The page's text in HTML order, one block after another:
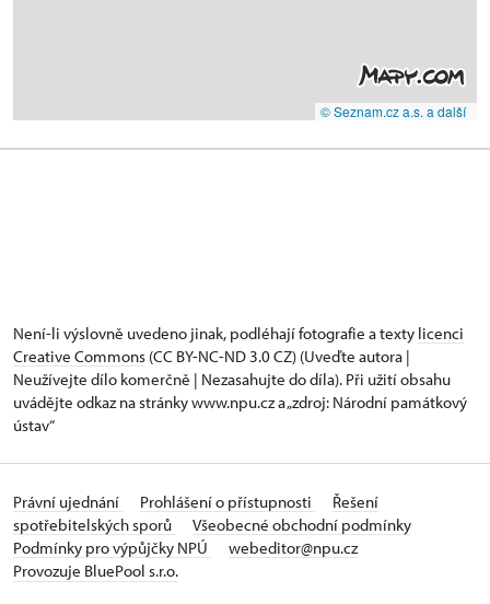
© Seznam.cz a.s. a další
Není-li výslovně uvedeno jinak, podléhají fotografie a texty licenci
Creative Commons (CC BY-NC-ND 3.0 CZ) (Uveďte autora |
Neužívejte dílo komerčně | Nezasahujte do díla). Při užití obsahu
uvádějte odkaz na stránky www.npu.cz a „zdroj: Národní památkový
ústav“
Právní ujednání Prohlášení o přístupnosti
Řešení
spotřebitelských sporů
Všeobecné obchodní podmínky
Podmínky pro výpůjčky NPÚ
webeditor@npu.cz
Provozuje BluePool s.r.o.